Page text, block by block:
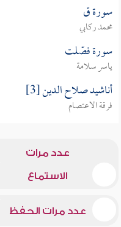
سورة ق
محمد ركابي
سورة فصّلت
ياسر سلامة
أناشيد صلاح الدين [3]
فرقة الاعتصام
عدد مرات
الاستماع
عدد مرات الحفظ